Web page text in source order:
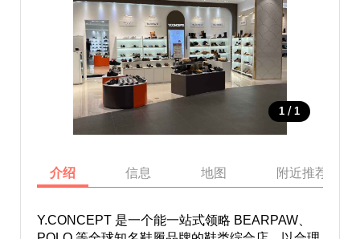
1 / 1
介绍 信息 地图 附近推荐景点
Y.CONCEPT 是一个能一站式领略 BEARPAW、